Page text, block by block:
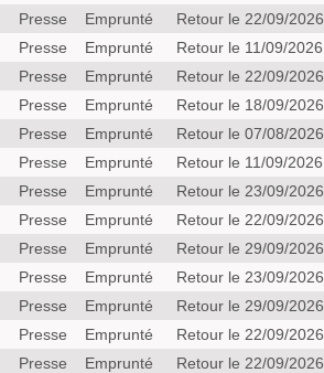
Presse Emprunté
Retour le 22/09/2026
Presse Emprunté
Retour le 11/09/2026
Presse Emprunté
Retour le 22/09/2026
Presse Emprunté
Retour le 18/09/2026
Presse Emprunté
Retour le 07/08/2026
Presse Emprunté
Retour le 11/09/2026
Presse Emprunté
Retour le 23/09/2026
Presse Emprunté
Retour le 22/09/2026
Presse Emprunté
Retour le 29/09/2026
Presse Emprunté
Retour le 23/09/2026
Presse Emprunté
Retour le 29/09/2026
Presse Emprunté
Retour le 22/09/2026
Presse Emprunté
Retour le 22/09/2026